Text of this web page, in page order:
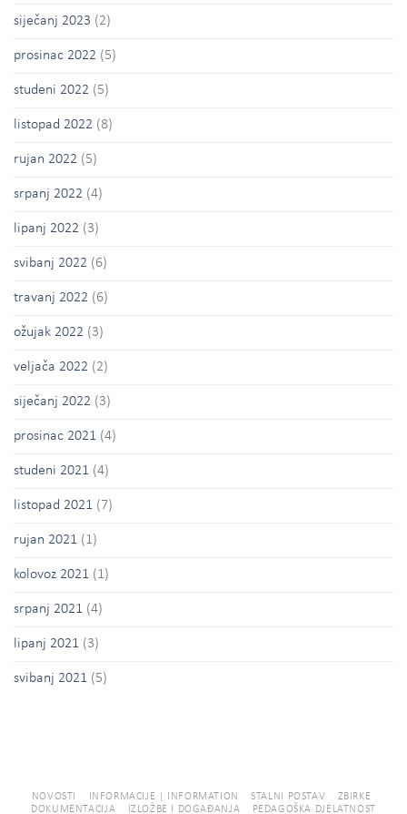
siječanj 2023 (2)
prosinac 2022 (5)
studeni 2022 (5)
listopad 2022 (8)
rujan 2022 (5)
srpanj 2022 (4)
lipanj 2022 (3)
svibanj 2022 (6)
travanj 2022 (6)
ožujak 2022 (3)
veljača 2022 (2)
siječanj 2022 (3)
prosinac 2021 (4)
studeni 2021 (4)
listopad 2021 (7)
rujan 2021 (1)
kolovoz 2021 (1)
srpanj 2021 (4)
lipanj 2021 (3)
svibanj 2021 (5)
NOVOSTI INFORMACIJE | INFORMATION STALNI POSTAV
ZBIRKE
DOKUMENTACIJA
IZLOŽBE I DOGAĐANJA PEDAGOŠKA DJELATNOST